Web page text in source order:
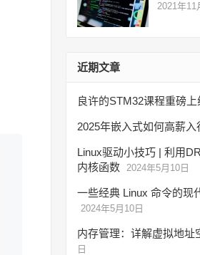
2021年11
近期文章
良许的STM32课程重磅
2025年嵌入式如何高薪入
Linux驱动小技巧 | 利用
内核函数 2024年5月10日
一些经典 Linux 命令的现
2024年5月10日
内存管理：详解虚拟地址
日